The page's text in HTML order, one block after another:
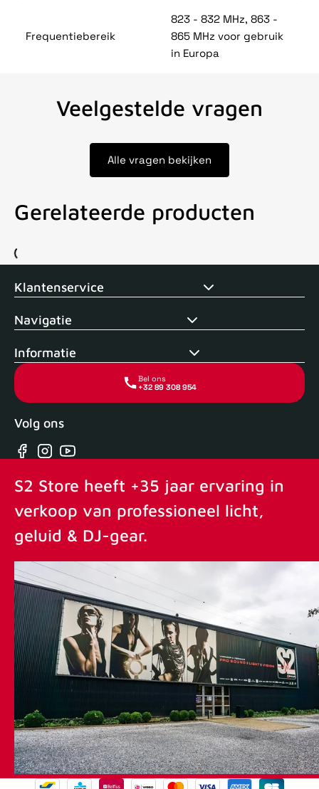
Frequentiebereik
823 - 832 MHz, 863 -
865 MHz voor gebruik
in Europa
Veelgestelde vragen
Alle vragen bekijken
Gerelateerde producten
Voor 15uur besteld, zelfde dag verstuurd Echte winkel +35
Klantenservice
Navigatie
Informatie
Bel ons
+32 89 308 954
Volg ons
Facebook
Instagram
YouTube
S2 Store heeft +35 jaar ervaring in
verkoop van professioneel licht,
geluid & DJ-gear.